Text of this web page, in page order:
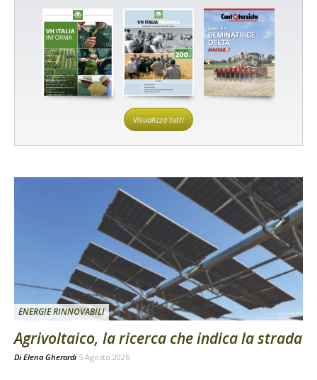
Visualizza tutti
ENERGIE RINNOVABILI
Agrivoltaico, la ricerca che indica la strada
Di Elena Gherardi 5 Agosto 2026